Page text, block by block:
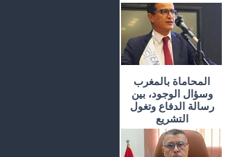
المحاماة بالمغرب
وسؤال الوجود، بين
رسالة الدفاع وتغول
التشريع